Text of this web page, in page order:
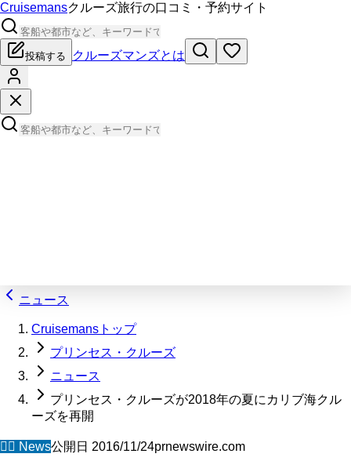
Cruisemansクルーズ旅行の口コミ・予約サイト
投稿する クルーズマンズとは
ニュース
Cruisemansトップ
プリンセス・クルーズ
ニュース
プリンセス・クルーズが2018年の夏にカリブ海クル
ーズを再開
🧜‍♀️ News公開日 2016/11/24prnewswire.com